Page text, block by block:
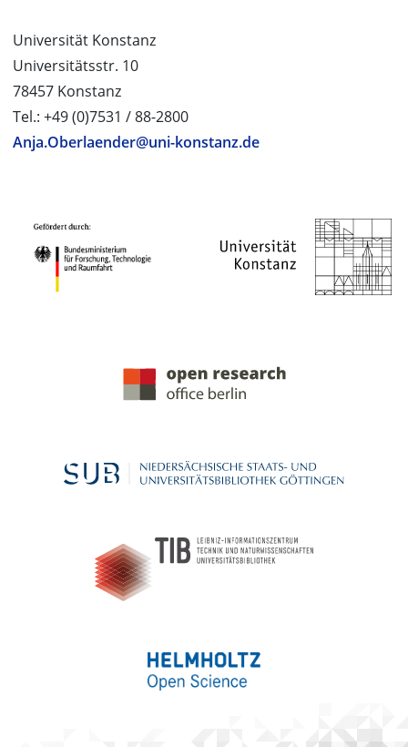
Universität Konstanz
Universitätsstr. 10
78457 Konstanz
Tel.: +49 (0)7531 / 88-2800
Anja.Oberlaender@uni-konstanz.de